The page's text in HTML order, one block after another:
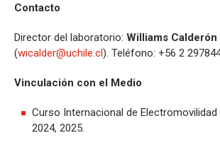
Contacto
Director del laboratorio: Williams Calderón
(wicalder@uchile.cl). Teléfono: +56 2
Vinculación con el Medio
Curso Internacional de Electromovilidad
2024, 2025.